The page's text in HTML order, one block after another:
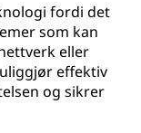
fordi det
som kan
eller
effektiv
og sikrer